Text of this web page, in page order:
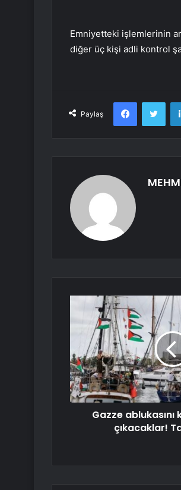
Emniyetteki işlemlerinin
diğer üç kişi adli kontrol
Paylaş
Facebook
Gazze ablukasını
çıkacaklar!